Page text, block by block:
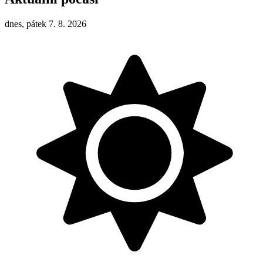
dnes, pátek 7. 8. 2026